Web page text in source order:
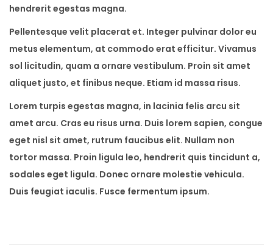
hendrerit egestas magna.
Pellentesque velit placerat et. Integer pulvinar dolor eu
metus elementum, at commodo erat efficitur. Vivamus
sol licitudin, quam a ornare vestibulum. Proin sit amet
aliquet justo, et finibus neque. Etiam id massa risus.
Lorem turpis egestas magna, in lacinia felis arcu sit
amet arcu. Cras eu risus urna. Duis lorem sapien, congue
eget nisl sit amet, rutrum faucibus elit. Nullam non
tortor massa. Proin ligula leo, hendrerit quis tincidunt a,
sodales eget ligula. Donec ornare molestie vehicula.
Duis feugiat iaculis. Fusce fermentum ipsum.